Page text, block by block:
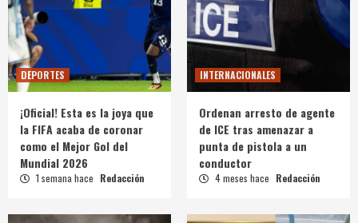
DEPORTES
¡Oficial! Esta es la joya que
la FIFA acaba de coronar
como el Mejor Gol del
Mundial 2026
1 semana hace Redacción
INTERNACIONALES
Ordenan arresto de agente
de ICE tras amenazar a
punta de pistola a un
conductor
4 meses hace Redacción